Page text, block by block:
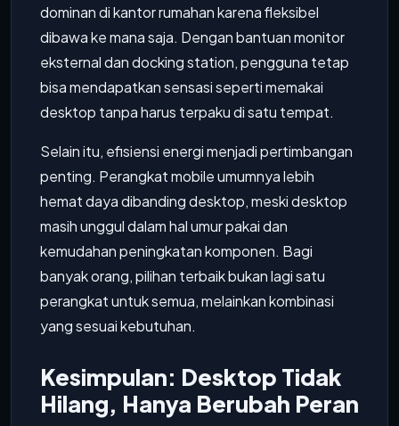
dominan di kantor rumahan karena fleksibel
dibawa ke mana saja. Dengan bantuan monitor
eksternal dan docking station, pengguna tetap
bisa mendapatkan sensasi seperti memakai
desktop tanpa harus terpaku di satu tempat.
Selain itu, efisiensi energi menjadi pertimbangan
penting. Perangkat mobile umumnya lebih
hemat daya dibanding desktop, meski desktop
masih unggul dalam hal umur pakai dan
kemudahan peningkatan komponen. Bagi
banyak orang, pilihan terbaik bukan lagi satu
perangkat untuk semua, melainkan kombinasi
yang sesuai kebutuhan.
Kesimpulan: Desktop Tidak
Hilang, Hanya Berubah Peran